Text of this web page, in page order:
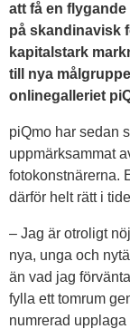
att få en
på skandinavisk
kapitalstark
till nya
onlinegalleriet
piQmo har sedan
uppmärksammat
fotokonstnärerna.
därför helt rätt i
– Jag är otroligt
nya, unga och
än vad jag
fylla ett tomrum
numrerad